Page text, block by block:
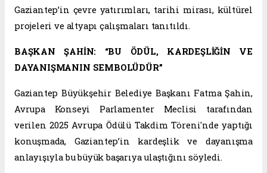
Gaziantep’in çevre yatırımları, tarihi mirası, kültürel
projeleri ve altyapı çalışmaları tanıtıldı.
BAŞKAN ŞAHİN: “BU ÖDÜL, KARDEŞLİĞİN VE
DAYANIŞMANIN SEMBOLÜDÜR”
Gaziantep Büyükşehir Belediye Başkanı Fatma Şahin,
Avrupa Konseyi Parlamenter Meclisi tarafından
verilen 2025 Avrupa Ödülü Takdim Töreni'nde yaptığı
konuşmada, Gaziantep’in kardeşlik ve dayanışma
anlayışıyla bu büyük başarıya ulaştığını söyledi.